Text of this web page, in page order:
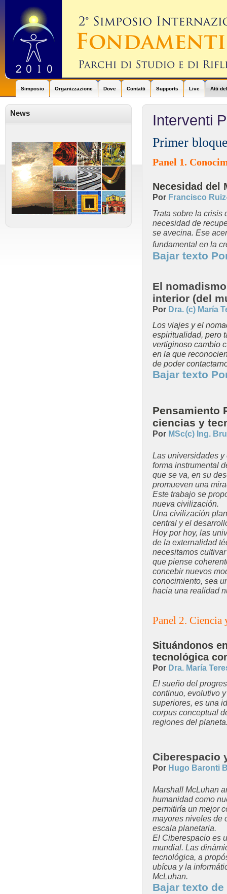
Simposio Organizzazione Dove Contatti Supports Live Atti
News Interventi
Primer
Panel 1.
Necesidad del
Por Francisco
Trata sobre la crisis
necesidad de
se avecina. Ese
fundamental en la
Bajar texto
El
interior (del
Por Dra. (c) María
Los viajes y el
espiritualidad, pero
vertiginoso cambio
en la que
de poder
Bajar texto
Pensamiento
ciencias y
Por MSc(c) Ing.
Las universidades y
forma instrumental
que se va, en su
promueven una
Este trabajo se
nueva civilización.
Una civilización
central y el
Hoy por hoy, las
de la externalidad
necesitamos
que piense
concebir nuevos
conocimiento, sea
hacia una realidad
Panel 2. Ciencia
Situándonos
tecnológica
Por Dra. María
El sueño del
continuo, evolutivo
superiores, es una
corpus conceptual
regiones del
Ciberespacio
Por Hugo Baronti
Marshall McLuhan
humanidad como
permitiría un mejor
mayores niveles de
escala planetaria.
El Ciberespacio es
mundial. Las
tecnológica, a
ubícua y la
McLuhan.
Bajar texto